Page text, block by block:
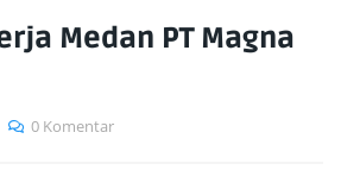
Medan PT Magna
0 Komentar